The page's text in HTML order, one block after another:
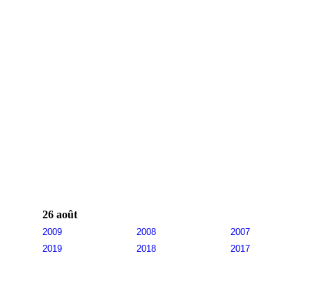
26 août
2009 2008
2007
2019
2018 2017